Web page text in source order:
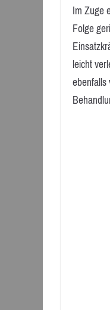
Im Zuge
Folge
leicht